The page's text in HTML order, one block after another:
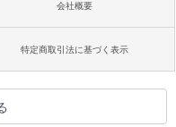
会社概要
特定商取引法に基づく表示